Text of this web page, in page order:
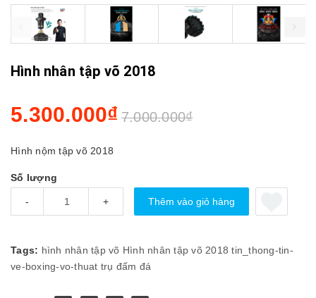
next
Hình nhân tập võ 2018
5.300.000₫ 7.000.000₫
Hình nộm tập võ 2018
Số lượng
- + Thêm vào giỏ hàng
Tags: hình nhân tập võ Hình nhân tập võ 2018 tin_thong-tin-
ve-boxing-vo-thuat trụ đấm đá